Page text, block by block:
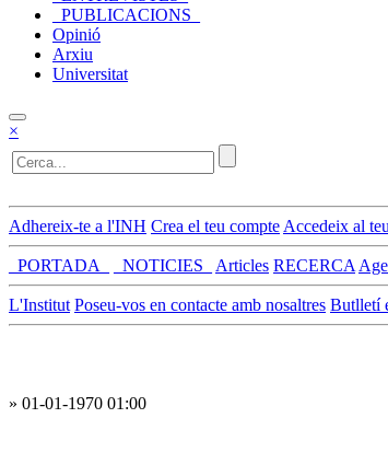
_PUBLICACIONS_
Opinió
Arxiu
Universitat
×
Adhereix-te a l'INH Crea el teu compte Accedeix al
_PORTADA_ _NOTICIES_ Articles RECERCA
L'Institut Poseu-vos en contacte amb nosaltres Butlletí
» 01-01-1970 01:00